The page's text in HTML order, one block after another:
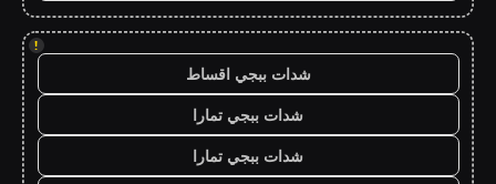
!
شدات ببجي اقساط
شدات ببجي تمارا
شدات ببجي تمارا